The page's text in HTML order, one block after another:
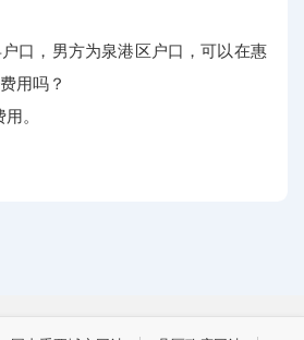
，男方为泉港区户口，可以在惠
用吗？
。